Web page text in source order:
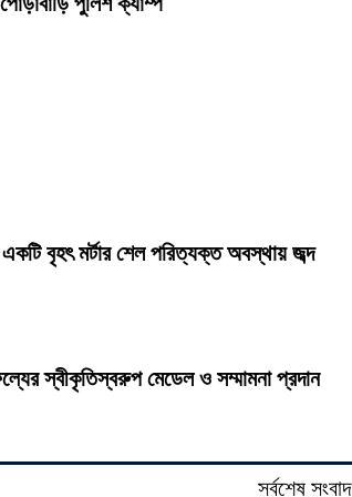
বৃহৎ মর্টার শেল পরিত্যক্ত অবস্থায় জব্দ
স্বীকৃতিস্বরুপ মেডেল ও সম্মামনা প্রদান
সর্বশেষ সংবাদ